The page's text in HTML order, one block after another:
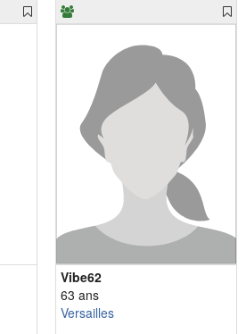
Vibe62
63 ans
Versailles